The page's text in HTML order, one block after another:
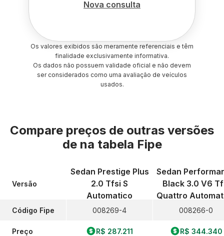
Nova consulta
Os valores exibidos são meramente referenciais e têm
finalidade exclusivamente informativa.
Os dados não possuem validade oficial e não devem
ser considerados como uma avaliação de veículos
usados.
Compare preços de outras versões
de na tabela Fipe
Versão
Código Fipe
Preço
Sedan Prestige Plus
2.0 Tfsi S
Automatico
008269-4
R$ 287.211
Sedan
Black 3.0 V6
Quattro
008266-0
R$ 344.340